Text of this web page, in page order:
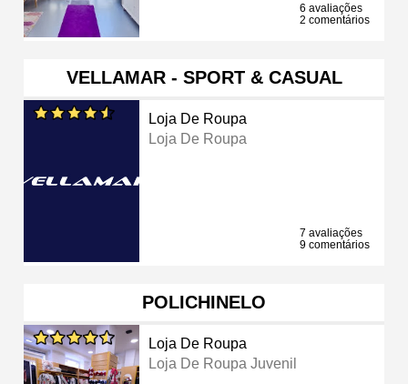
6 avaliações
2 comentários
VELLAMAR - SPORT & CASUAL
Loja De Roupa
Loja De Roupa
7 avaliações
9 comentários
POLICHINELO
Loja De Roupa
Loja De Roupa Juvenil